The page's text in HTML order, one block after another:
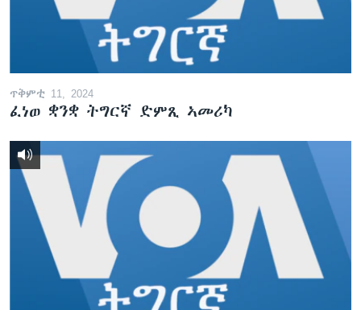
ጥቅምቲ 11, 2024
ፈነወ ቋንቋ ትግርኛ ድምጺ ኣመሪካ